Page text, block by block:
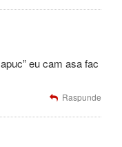
eu cam asa fac
Raspunde